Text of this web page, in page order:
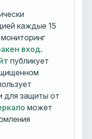
каждые 15
вход.
публикует
для защиты от
может